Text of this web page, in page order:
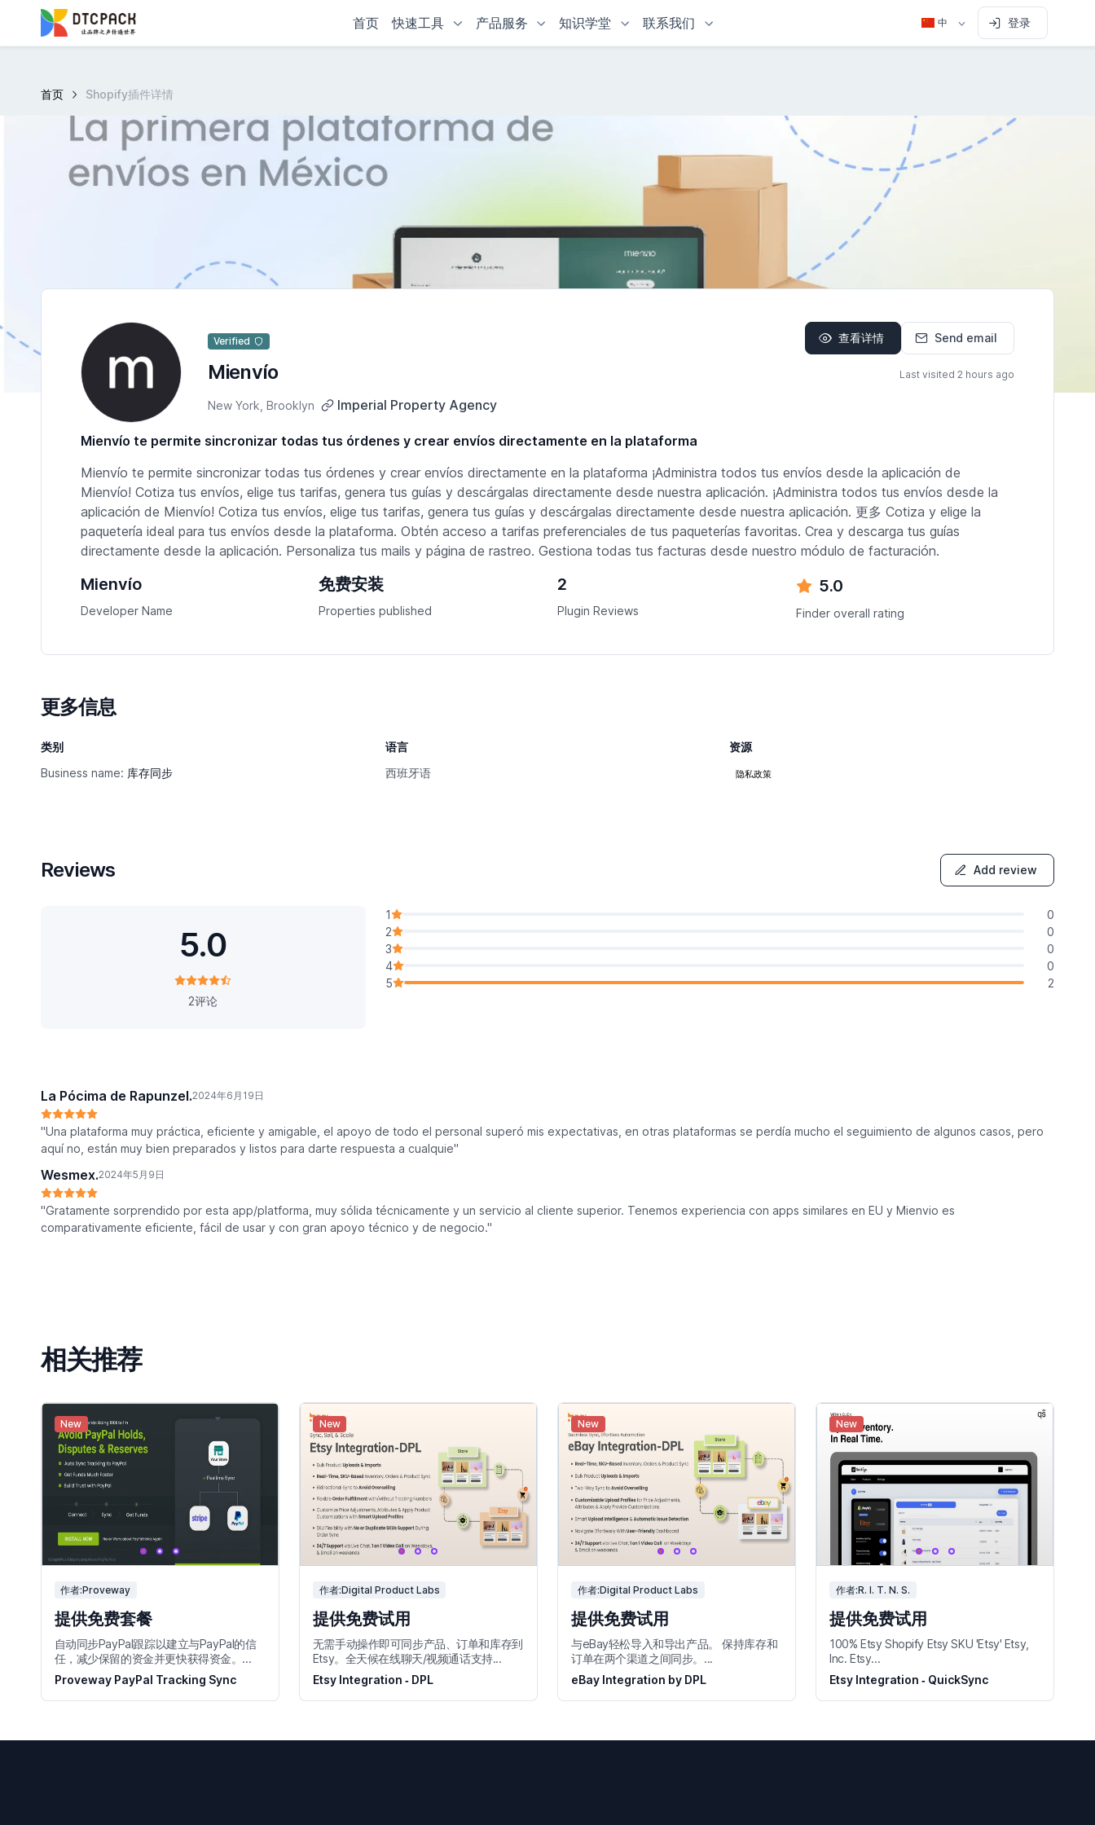
首页 快速工具 产品服务 知识学堂 联系我们 中 登录
首页 Shopify插件详情
Verified
Mienvío
New York, Brooklyn Imperial Property Agency
查看详情 Send email
Last visited 2 hours ago
Mienvío te permite sincronizar todas tus órdenes y crear envíos directamente en la plataforma
Mienvío te permite sincronizar todas tus órdenes y crear envíos directamente en la plataforma ¡Administra todos tus envíos desde la aplicación de
Mienvío! Cotiza tus envíos, elige tus tarifas, genera tus guías y descárgalas directamente desde nuestra aplicación. ¡Administra todos tus envíos desde la
aplicación de Mienvío! Cotiza tus envíos, elige tus tarifas, genera tus guías y descárgalas directamente desde nuestra aplicación. 更多 Cotiza y elige la
paquetería ideal para tus envíos desde la plataforma. Obtén acceso a tarifas preferenciales de tus paqueterías favoritas. Crea y descarga tus guías
directamente desde la aplicación. Personaliza tus mails y página de rastreo. Gestiona todas tus facturas desde nuestro módulo de facturación.
Mienvío
Developer Name
免费安装
Properties published
2
Plugin Reviews
5.0
Finder overall rating
更多信息
类别
Business name: 库存同步
语言
西班牙语
资源
隐私政策
Reviews Add review
5.0
2评论
1
0
2
0
3
0
4
0
5
2
La Pócima de Rapunzel.2024年6月19日
"Una plataforma muy práctica, eficiente y amigable, el apoyo de todo el personal superó mis expectativas, en otras plataformas se perdía mucho el seguimiento de algunos casos, pero
aquí no, están muy bien preparados y listos para darte respuesta a cualquie"
Wesmex.2024年5月9日
"Gratamente sorprendido por esta app/platforma, muy sólida técnicamente y un servicio al cliente superior. Tenemos experiencia con apps similares en EU y Mienvio es
comparativamente eficiente, fácil de usar y con gran apoyo técnico y de negocio."
相关推荐
New
作者:Proveway
提供免费套餐
自动同步PayPal跟踪以建立与PayPal的信
任，减少保留的资金并更快获得资金。...
Proveway PayPal Tracking Sync
New
作者:Digital Product Labs
提供免费试用
无需手动操作即可同步产品、订单和库存到
Etsy。全天候在线聊天/视频通话支持...
Etsy Integration ‑ DPL
New
作者:Digital Product Labs
提供免费试用
与eBay轻松导入和导出产品。 保持库存和
订单在两个渠道之间同步。...
eBay Integration by DPL
New
作者:R. I. T. N. S.
提供免费试用
100% Etsy Shopify Etsy SKU 'Etsy' Etsy,
Inc. Etsy...
Etsy Integration ‑ QuickSync